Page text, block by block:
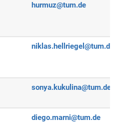
hurmuz@tum.de
niklas.hellriegel@tum.de
sonya.kukulina@tum.de
diego.marni@tum.de